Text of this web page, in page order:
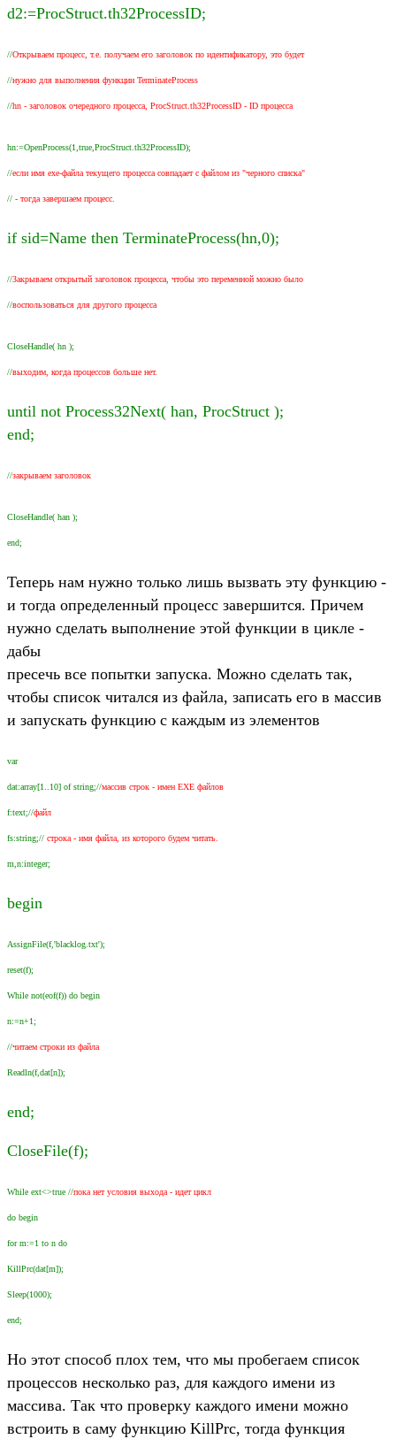
d2:=ProcStruct.th32ProcessID;
//Открываем процесс, т.е. получаем его заголовок по идентификатору, это будет
//нужно для выполнения функции TerminateProcess
//hn - заголовок очередного процесса, ProcStruct.th32ProcessID - ID процесса
hn:=OpenProcess(1,true,ProcStruct.th32ProcessID);
//если имя exe-файла текущего процесса совпадает с файлом из "черного списка"
// - тогда завершаем процесс.
if sid=Name then TerminateProcess(hn,0);
//Закрываем открытый заголовок процесса, чтобы это переменной можно было
//воспользоваться для другого процесса
CloseHandle( hn );
//выходим, когда процессов больше нет.
until not Process32Next( han, ProcStruct );
end;
//закрываем заголовок
CloseHandle( han );
end;
Теперь нам нужно только лишь вызвать эту функцию -
и тогда определенный процесс завершится. Причем
нужно сделать выполнение этой функции в цикле -
дабы
пресечь все попытки запуска. Можно сделать так,
чтобы список читался из файла, записать его в массив
и запускать функцию с каждым из элементов
var
dat:array[1..10] of string;//массив строк - имен EXE файлов
f:text;//файл
fs:string;// строка - имя файла, из которого будем читать.
m,n:integer;
begin
AssignFile(f,'blacklog.txt');
reset(f);
While not(eof(f)) do begin
n:=n+1;
//читаем строки из файла
Readln(f,dat[n]);
end;
CloseFile(f);
While ext<>true //пока нет условия выхода - идет цикл
do begin
for m:=1 to n do
KillPrc(dat[m]);
Sleep(1000);
end;
Но этот способ плох тем, что мы пробегаем список
процессов несколько раз, для каждого имени из
массива. Так что проверку каждого имени можно
встроить в саму функцию KillPrc, тогда функция